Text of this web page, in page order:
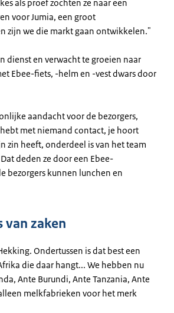
als proef zochten ze naar een
voor Jumia, een groot
zijn we die markt gaan ontwikkelen."
dienst en verwacht te groeien naar
Ebee-fiets, -helm en -vest dwars door
aandacht voor de bezorgers,
hebt met niemand contact, je hoort
zin heeft, onderdeel is van het team
deden ze door een Ebee-
bezorgers kunnen lunchen en
van zaken
Ondertussen is dat best een
die daar hangt... We hebben nu
Ante Burundi, Ante Tanzania, Ante
melkfabrieken voor het merk